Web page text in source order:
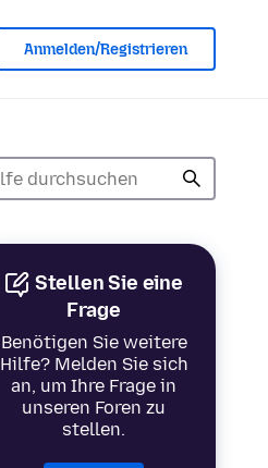
Anmelden/Registrieren
Stellen Sie eine
Frage
Benötigen Sie weitere
Hilfe? Melden Sie sich
an, um Ihre Frage in
unseren Foren zu
stellen.